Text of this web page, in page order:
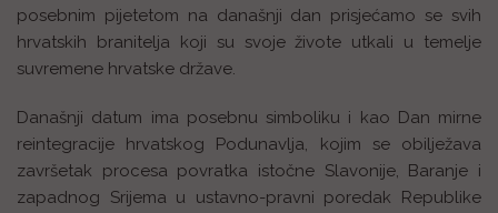
posebnim pijetetom na današnji dan prisjećamo se svih
hrvatskih branitelja koji su svoje živote utkali u temelje
suvremene hrvatske države.
Današnji datum ima posebnu simboliku i kao Dan mirne
reintegracije hrvatskog Podunavlja, kojim se obilježava
završetak procesa povratka istočne Slavonije, Baranje i
zapadnog Srijema u ustavno-pravni poredak Republike